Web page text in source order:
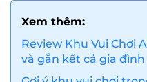
Xem thêm:
Review Khu Vui Chơi
và gắn kết cả gia đình